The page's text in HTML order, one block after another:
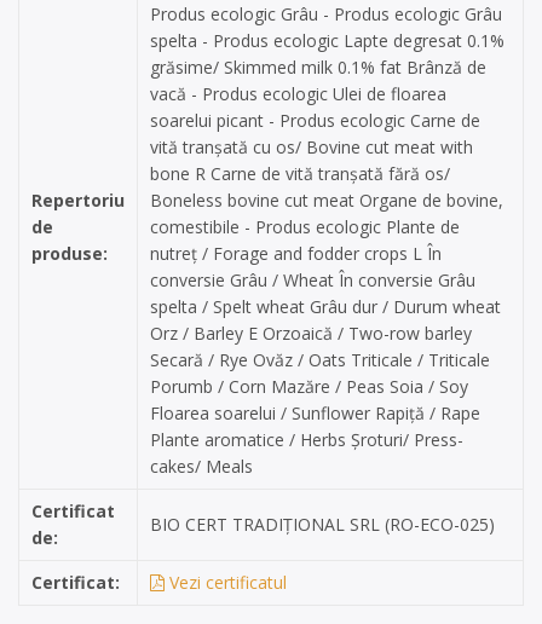
Repertoriu
de
produse:
Produs ecologic Grâu - Produs ecologic Grâu
spelta - Produs ecologic Lapte degresat 0.1%
grăsime/ Skimmed milk 0.1% fat Brânză de
vacă - Produs ecologic Ulei de floarea
soarelui picant - Produs ecologic Carne de
vită tranșată cu os/ Bovine cut meat with
bone R Carne de vită tranșată fără os/
Boneless bovine cut meat Organe de bovine,
comestibile - Produs ecologic Plante de
nutreț / Forage and fodder crops L În
conversie Grâu / Wheat În conversie Grâu
spelta / Spelt wheat Grâu dur / Durum wheat
Orz / Barley E Orzoaică / Two-row barley
Secară / Rye Ovăz / Oats Triticale / Triticale
Porumb / Corn Mazăre / Peas Soia / Soy
Floarea soarelui / Sunflower Rapiță / Rape
Plante aromatice / Herbs Șroturi/ Press-
cakes/ Meals
Certificat
de:
BIO CERT TRADIȚIONAL SRL (RO-ECO-025)
Certificat: Vezi certificatul